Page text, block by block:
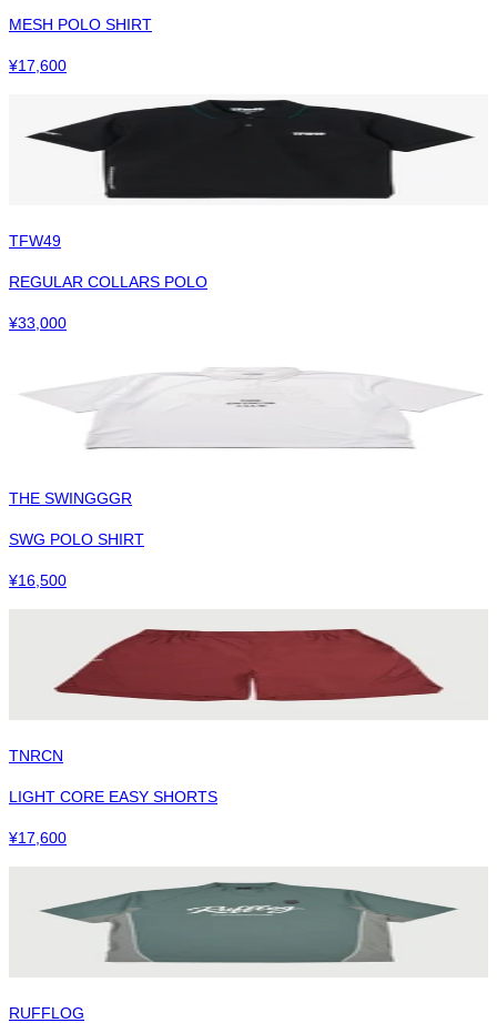
MESH POLO SHIRT
¥17,600
TFW49
REGULAR COLLARS POLO
¥33,000
THE SWINGGGR
SWG POLO SHIRT
¥16,500
TNRCN
LIGHT CORE EASY SHORTS
¥17,600
RUFFLOG